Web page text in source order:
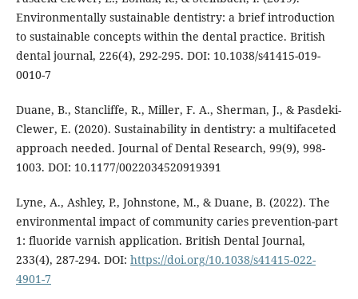
Environmentally sustainable dentistry: a brief introduction
to sustainable concepts within the dental practice. British
dental journal, 226(4), 292-295. DOI: 10.1038/s41415-019-
0010-7
Duane, B., Stancliffe, R., Miller, F. A., Sherman, J., & Pasdeki-
Clewer, E. (2020). Sustainability in dentistry: a multifaceted
approach needed. Journal of Dental Research, 99(9), 998-
1003. DOI: 10.1177/0022034520919391
Lyne, A., Ashley, P., Johnstone, M., & Duane, B. (2022). The
environmental impact of community caries prevention-part
1: fluoride varnish application. British Dental Journal,
233(4), 287-294. DOI: https://doi.org/10.1038/s41415-022-
4901-7